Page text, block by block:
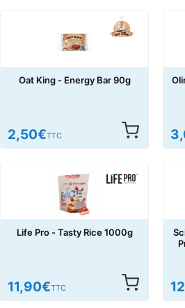
Oat King - Energy Bar 90g
2,50€TTC
Life Pro - Tasty Rice 1000g
11,90€TTC